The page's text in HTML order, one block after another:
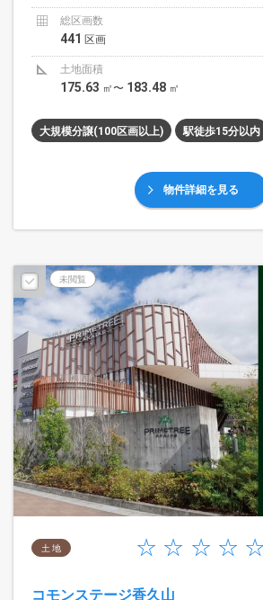
総区画数
441 区画
土地面積
175.63 ㎡〜 183.48 ㎡
大規模分譲(100区画以上) 駅徒歩15分以内
物件詳細を見る
未閲覧
土 地
コモンステージ香久山